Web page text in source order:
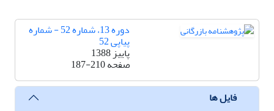
دوره 13، شماره 52 - شماره
پیاپی 52
پاییز 1388
صفحه187-210
فایل ها